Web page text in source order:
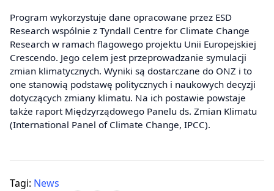
Program wykorzystuje dane opracowane przez ESD
Research wspólnie z Tyndall Centre for Climate Change
Research w ramach flagowego projektu Unii Europejskiej
Crescendo. Jego celem jest przeprowadzanie symulacji
zmian klimatycznych. Wyniki są dostarczane do ONZ i to
one stanowią podstawę politycznych i naukowych decyzji
dotyczących zmiany klimatu. Na ich postawie powstaje
także raport Międzyrządowego Panelu ds. Zmian Klimatu
(International Panel of Climate Change, IPCC).
Tagi: News